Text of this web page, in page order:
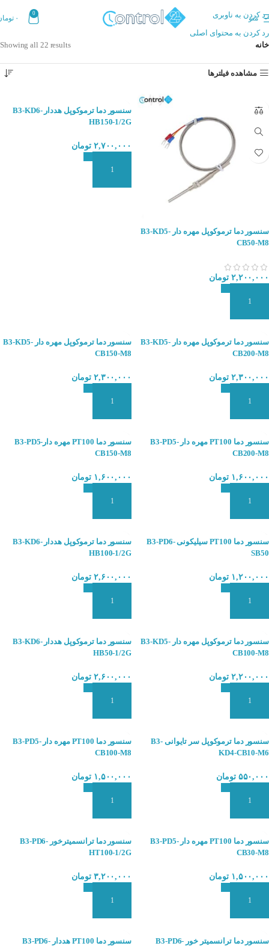
رد کردن به ناوبری
رد کردن به محتوای اصلی
منو
0
۰
خانه Showing all 22 results
مشاهده فیلترها
سنسور دما ترموکوپل مهره دار B3-KD5-
CB50-M8
۲,۲۰۰,۰۰۰ تومان
سنسور دما ترموکوپل هددار B3-KD6-
HB150-1/2G
۲,۷۰۰,۰۰۰ تومان
سنسور دما ترموکوپل مهره دار B3-KD5-
CB200-M8
۲,۳۰۰,۰۰۰ تومان
سنسور دما ترموکوپل مهره دار B3-KD5-
CB150-M8
۲,۳۰۰,۰۰۰ تومان
سنسور دما PT100 مهره دار B3-PD5-
CB200-M8
۱,۶۰۰,۰۰۰ تومان
سنسور دما PT100 مهره دارB3-PD5-
CB150-M8
۱,۶۰۰,۰۰۰ تومان
سنسور دما PT100 سیلیکونی B3-PD6-
SB50
۱,۲۰۰,۰۰۰ تومان
سنسور دما ترموکوپل هددار B3-KD6-
HB100-1/2G
۲,۶۰۰,۰۰۰ تومان
سنسور دما ترموکوپل مهره دار B3-KD5-
CB100-M8
۲,۲۰۰,۰۰۰ تومان
سنسور دما ترموکوپل هددار B3-KD6-
HB50-1/2G
۲,۶۰۰,۰۰۰ تومان
سنسور دما ترموکوپل سر تایوانی B3-
KD4-CB10-M6
۵۵۰,۰۰۰ تومان
سنسور دما PT100 مهره دار B3-PD5-
CB100-M8
۱,۵۰۰,۰۰۰ تومان
سنسور دما PT100 مهره دار B3-PD5-
CB30-M8
۱,۵۰۰,۰۰۰ تومان
سنسور دما ترانسمیترخور B3-PD6-
HT100-1/2G
۳,۲۰۰,۰۰۰ تومان
سنسور دما ترانسمیتر خور B3-PD6-
سنسور دما PT100 هددار B3-PD6-